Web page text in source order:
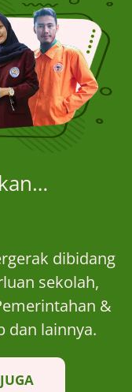
dibidang
sekolah,
&
dan lainnya.